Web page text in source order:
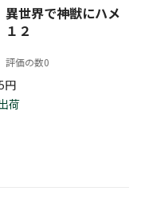
世界で神獣にハメ
２
評価の数0
円
荷